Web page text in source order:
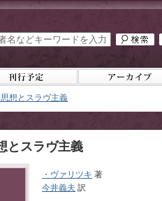
想とスラヴ主義
とスラヴ主義
・ヴァリツキ 著
今井義夫 訳